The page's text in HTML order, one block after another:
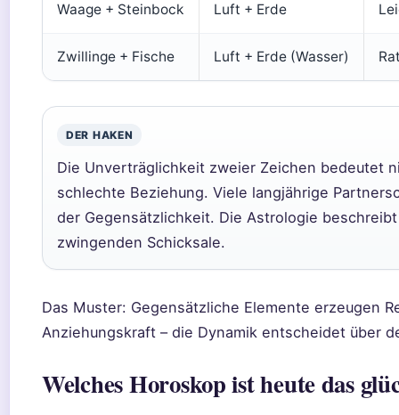
Waage + Steinbock Luft + Erde
Zwillinge + Fische Luft + Erde (Wasser)
DER HAKEN
Die Unverträglichkeit zweier Zeichen bedeutet
schlechte Beziehung. Viele langjährige
der Gegensätzlichkeit. Die Astrologie
zwingenden Schicksale.
Das Muster: Gegensätzliche Elemente erzeugen
Anziehungskraft – die Dynamik entscheidet über
Welches Horoskop ist heute das